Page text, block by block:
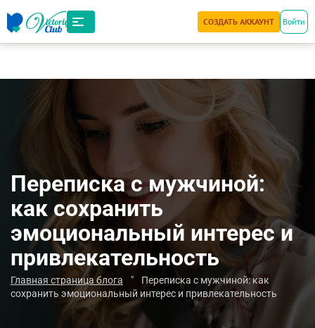
СОЗДАТЬ АККАУНТ Войти
Переписка с мужчиной:
как сохранить
эмоциональный интерес и
привлекательность
Главная страница блога "
Переписка с мужчиной: как
сохранить эмоциональный интерес и привлекательность